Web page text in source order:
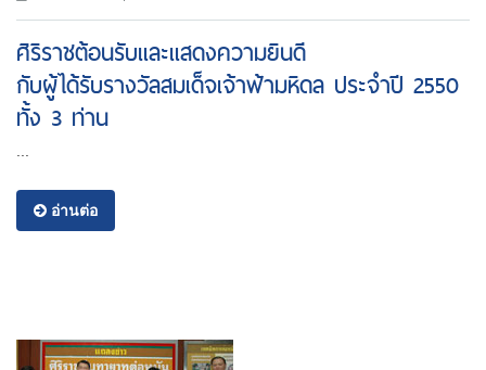
ศิริราชต้อนรับและแสดงความยินดี
กับผู้ได้รับรางวัลสมเด็จเจ้าฟ้ามหิดล ประจำปี 2550
ทั้ง 3 ท่าน
อ่านต่อ